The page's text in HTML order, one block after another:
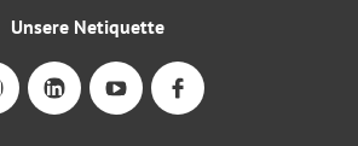
Unsere Netiquette